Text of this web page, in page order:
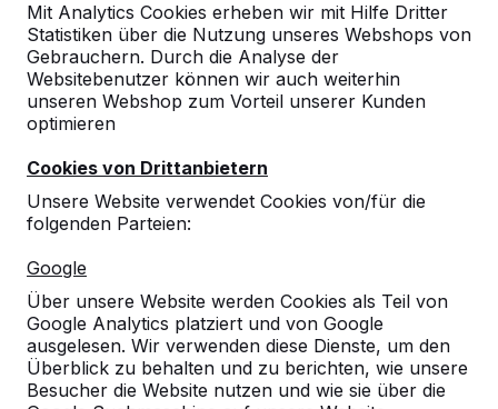
Mit Analytics Cookies erheben wir mit Hilfe Dritter
Statistiken über die Nutzung unseres Webshops von
Gebrauchern. Durch die Analyse der
Websitebenutzer können wir auch weiterhin
unseren Webshop zum Vorteil unserer Kunden
optimieren
Cookies von Drittanbietern
Unsere Website verwendet Cookies von/für die
folgenden Parteien:
Google
Über unsere Website werden Cookies als Teil von
Google Analytics platziert und von Google
ausgelesen. Wir verwenden diese Dienste, um den
Überblick zu behalten und zu berichten, wie unsere
Besucher die Website nutzen und wie sie über die
Set Betonfüßen für
verschiedene Tische
15
€ 100,00
Farbe
Anzahl